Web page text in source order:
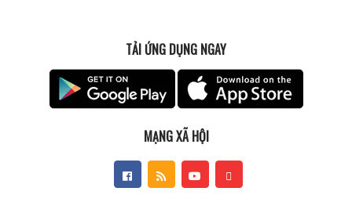
TẢI ỨNG DỤNG NGAY
MẠNG XÃ HỘI